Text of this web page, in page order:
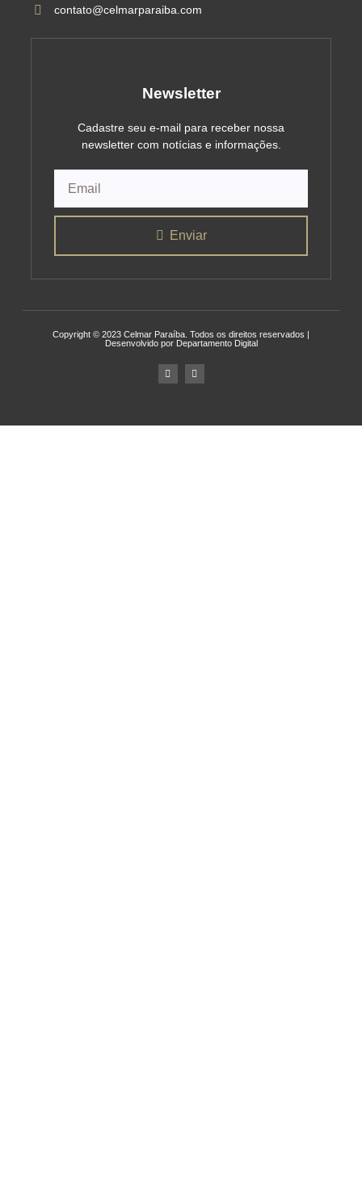
contato@celmarparaiba.com
Newsletter
Cadastre seu e-mail para receber nossa
newsletter com notícias e informações.
Enviar
Copyright © 2023 Celmar Paraíba. Todos os direitos reservados |
Desenvolvido por Departamento Digital